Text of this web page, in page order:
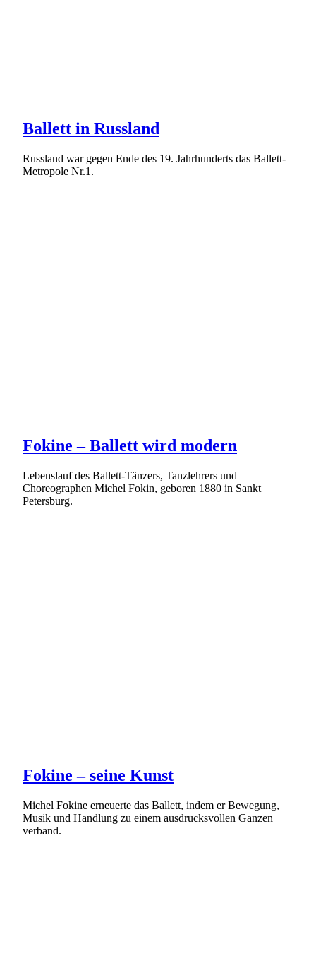
Ballett in Russland
Russland war gegen Ende des 19. Jahrhunderts das Ballett-
Metropole Nr.1.
Fokine – Ballett wird modern
Lebenslauf des Ballett-Tänzers, Tanzlehrers und
Choreographen Michel Fokin, geboren 1880 in Sankt
Petersburg.
Fokine – seine Kunst
Michel Fokine erneuerte das Ballett, indem er Bewegung,
Musik und Handlung zu einem ausdrucksvollen Ganzen
verband.